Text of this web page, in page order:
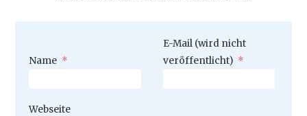
Pflichtfeld
Name *
Pflichtfeld
E-Mail (wird nicht
veröffentlicht) *
Webseite